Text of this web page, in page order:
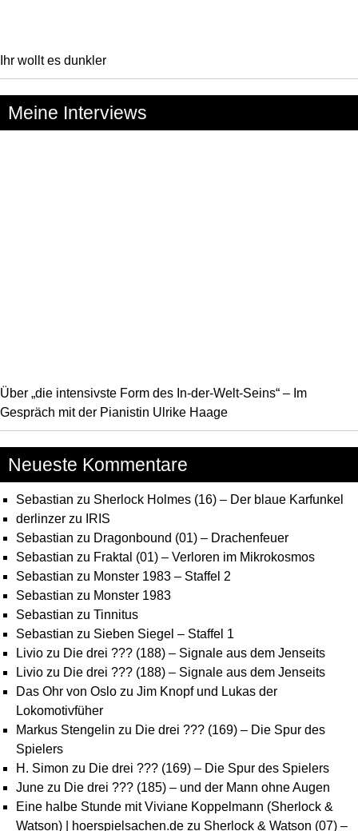
Ihr wollt es dunkler
Meine Interviews
Über „die intensivste Form des In-der-Welt-Seins“ – Im
Gespräch mit der Pianistin Ulrike Haage
Neueste Kommentare
Sebastian zu Sherlock Holmes (16) – Der blaue Karfunkel
derlinzer zu
IRIS
Sebastian zu Dragonbound (01) – Drachenfeuer
Sebastian zu Fraktal (01) – Verloren im Mikrokosmos
Sebastian zu Monster 1983 – Staffel 2
Sebastian zu Monster 1983
Sebastian zu Tinnitus
Sebastian zu Sieben Siegel – Staffel 1
Livio zu Die drei ??? (188) – Signale aus dem Jenseits
Livio zu Die drei ??? (188) – Signale aus dem Jenseits
Das Ohr von Oslo zu Jim Knopf und Lukas der
Lokomotivfüher
Markus Stengelin zu Die drei ??? (169) – Die Spur des
Spielers
H. Simon zu Die drei ??? (169) – Die Spur des Spielers
June zu Die drei ??? (185) – und der Mann ohne Augen
Eine halbe Stunde mit Viviane Koppelmann (Sherlock &
Watson) | hoerspielsachen.de zu Sherlock & Watson (07) –